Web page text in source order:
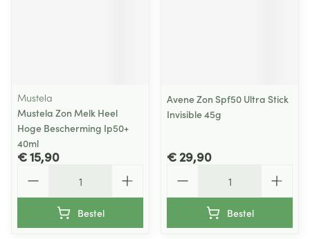
Mustela
Mustela Zon Melk Heel
Hoge Bescherming Ip50+
40ml
€ 15,90
Bestel
Avene Zon Spf50 Ultra Stick
Invisible 45g
€ 29,90
Bestel